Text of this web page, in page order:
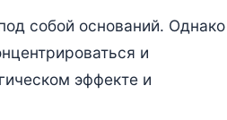
собой оснований. Однако
и
эффекте и